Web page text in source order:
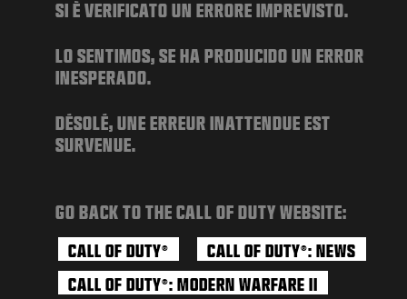
ESPORTS
KUNDENDIENST
ANMELDEN|JETZT REGISTRIEREN
SI È VERIFICATO UN ERRORE IMPREVISTO.
LO SENTIMOS, SE HA PRODUCIDO UN ERROR
INESPERADO.
DÉSOLÉ, UNE ERREUR INATTENDUE EST
SURVENUE.
GO BACK TO THE CALL OF DUTY WEBSITE:
CALL OF DUTY® CALL OF DUTY®: NEWS
CALL OF DUTY®: MODERN WARFARE II